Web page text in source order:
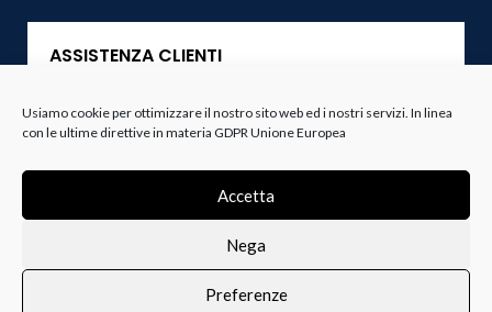
Usiamo cookie per ottimizzare il nostro sito web ed i nostri servizi. In linea
con le ultime direttive in materia GDPR Unione Europea
Accetta
Nega
Preferenze
ASSISTENZA CLIENTI
Servizio Clienti